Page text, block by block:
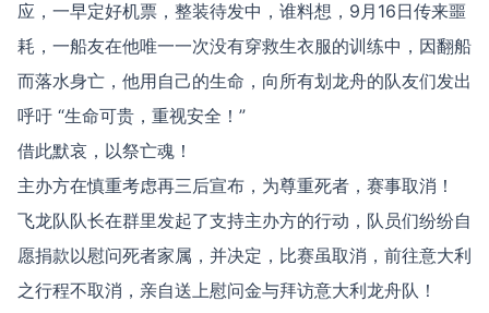
应，一早定好机票，整装待发中，谁料想，9月16日传来噩
耗，一船友在他唯一一次没有穿救生衣服的训练中，因翻船
而落水身亡，他用自己的生命，向所有划龙舟的队友们发出
呼吁 “生命可贵，重视安全！”
借此默哀，以祭亡魂！
主办方在慎重考虑再三后宣布，为尊重死者，赛事取消！
飞龙队队长在群里发起了支持主办方的行动，队员们纷纷自
愿捐款以慰问死者家属，并决定，比赛虽取消，前往意大利
之行程不取消，亲自送上慰问金与拜访意大利龙舟队！